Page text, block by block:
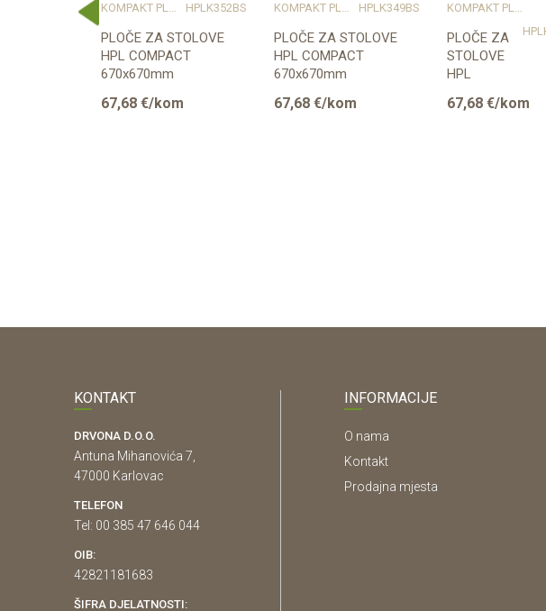
KOMPAKT PLOČE HPLK352BS
PLOČE ZA STOLOVE
HPL COMPACT
670x670mm
67,68 €/kom
KOMPAKT PLOČE HPLK349BS
PLOČE ZA STOLOVE
HPL COMPACT
670x670mm
67,68 €/kom
KOMPAKT PLOČE
PLOČE ZA
STOLOVE
HPL
670x670mm
67,68 €/kom
KONTAKT
DRVONA D.O.O.
Antuna Mihanovića 7,
47000 Karlovac
TELEFON
Tel: 00 385 47 646 044
OIB:
42821181683
ŠIFRA DJELATNOSTI:
INFORMACIJE
O nama
Kontakt
Prodajna mjesta